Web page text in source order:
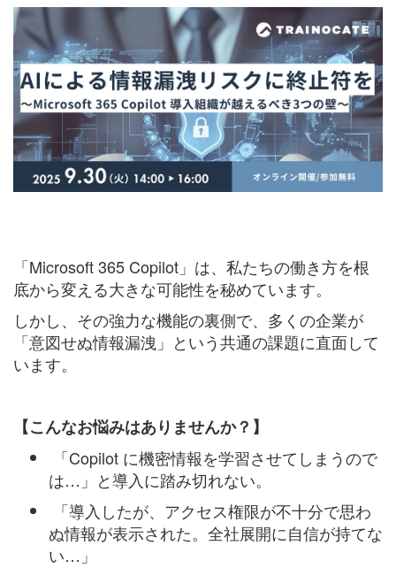
「Microsoft 365 Copilot」は、私たちの働き方を根
底から変える大きな可能性を秘めています。
しかし、その強力な機能の裏側で、多くの企業が
「意図せぬ情報漏洩」という共通の課題に直面して
います。
【こんなお悩みはありませんか？】
「Copilot に機密情報を学習させてしまうので
は…」と導入に踏み切れない。
「導入したが、アクセス権限が不十分で思わ
ぬ情報が表示された。全社展開に自信が持てな
い…」